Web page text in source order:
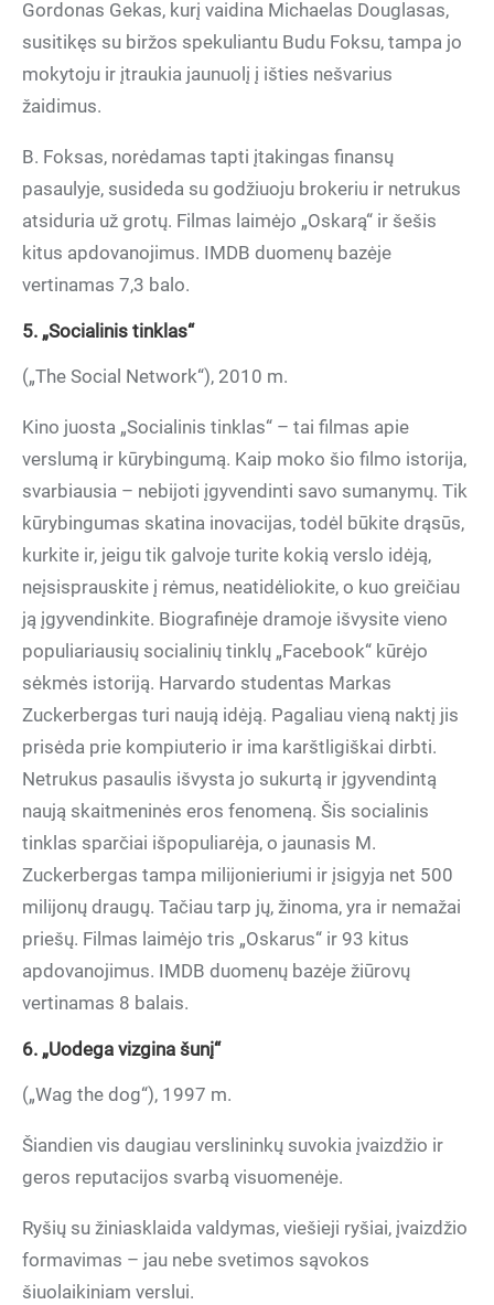
Gordonas Gekas, kurį vaidina Michaelas Douglasas,
susitikęs su biržos spekuliantu Budu Foksu, tampa jo
mokytoju ir įtraukia jaunuolį į išties nešvarius
žaidimus.
B. Foksas, norėdamas tapti įtakingas finansų
pasaulyje, susideda su godžiuoju brokeriu ir netrukus
atsiduria už grotų. Filmas laimėjo „Oskarą“ ir šešis
kitus apdovanojimus. IMDB duomenų bazėje
vertinamas 7,3 balo.
5. „Socialinis tinklas“
(„The Social Network“), 2010 m.
Kino juosta „Socialinis tinklas“ – tai filmas apie
verslumą ir kūrybingumą. Kaip moko šio filmo istorija,
svarbiausia – nebijoti įgyvendinti savo sumanymų. Tik
kūrybingumas skatina inovacijas, todėl būkite drąsūs,
kurkite ir, jeigu tik galvoje turite kokią verslo idėją,
neįsisprauskite į rėmus, neatidėliokite, o kuo greičiau
ją įgyvendinkite. Biografinėje dramoje išvysite vieno
populiariausių socialinių tinklų „Facebook“ kūrėjo
sėkmės istoriją. Harvardo studentas Markas
Zuckerbergas turi naują idėją. Pagaliau vieną naktį jis
prisėda prie kompiuterio ir ima karštligiškai dirbti.
Netrukus pasaulis išvysta jo sukurtą ir įgyvendintą
naują skaitmeninės eros fenomeną. Šis socialinis
tinklas sparčiai išpopuliarėja, o jaunasis M.
Zuckerbergas tampa milijonieriumi ir įsigyja net 500
milijonų draugų. Tačiau tarp jų, žinoma, yra ir nemažai
priešų. Filmas laimėjo tris „Oskarus“ ir 93 kitus
apdovanojimus. IMDB duomenų bazėje žiūrovų
vertinamas 8 balais.
6. „Uodega vizgina šunį“
(„Wag the dog“), 1997 m.
Šiandien vis daugiau verslininkų suvokia įvaizdžio ir
geros reputacijos svarbą visuomenėje.
Ryšių su žiniasklaida valdymas, viešieji ryšiai, įvaizdžio
formavimas – jau nebe svetimos sąvokos
šiuolaikiniam verslui.